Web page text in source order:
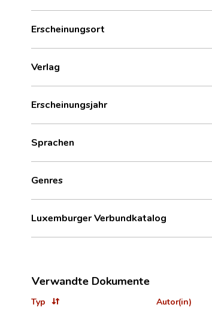
Erscheinungsort
Verlag
Erscheinungsjahr
Sprachen
Genres
Luxemburger Verbundkatalog
Verwandte Dokumente
Typ Autor(in)